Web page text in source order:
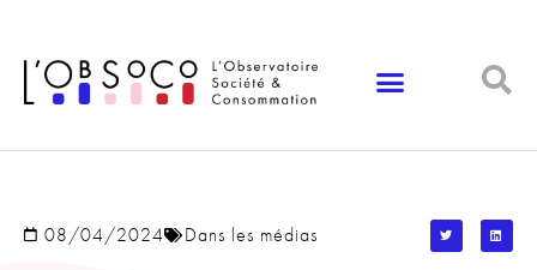
08/04/2024 Dans les médias